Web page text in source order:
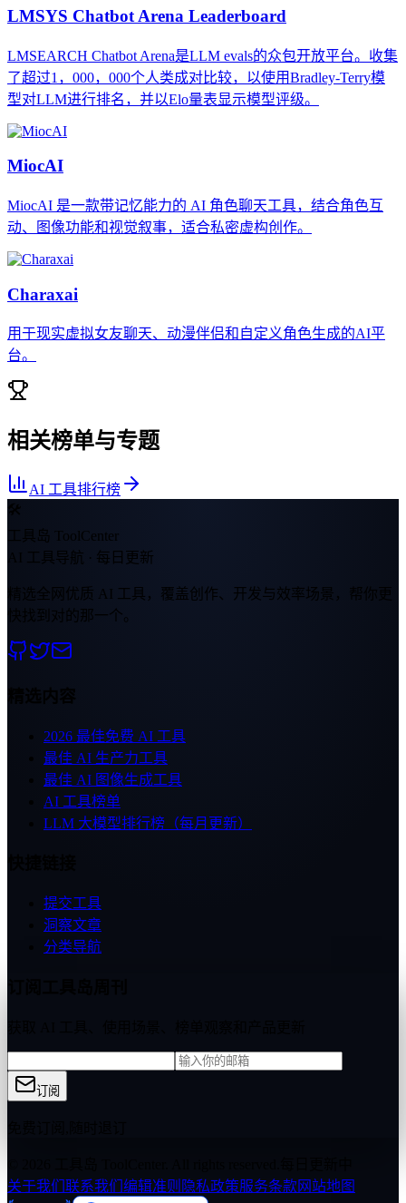
LMSYS Chatbot Arena Leaderboard
LMSEARCH Chatbot Arena是LLM evals的众包开放平台。收集
了超过1，000，000个人类成对比较，以使用Bradley-Terry模
型对LLM进行排名，并以Elo量表显示模型评级。
MiocAI
MiocAI 是一款带记忆能力的 AI 角色聊天工具，结合角色互
动、图像功能和视觉叙事，适合私密虚构创作。
Charaxai
用于现实虚拟女友聊天、动漫伴侣和自定义角色生成的AI平
台。
相关榜单与专题
AI 工具排行榜
🛠
工具岛 ToolCenter
AI 工具导航 · 每日更新
精选全网优质 AI 工具，覆盖创作、开发与效率场景，帮你更
快找到对的那一个。
精选内容
2026 最佳免费 AI 工具
最佳 AI 生产力工具
最佳 AI 图像生成工具
AI 工具榜单
LLM 大模型排行榜（每月更新）
提交工具
洞察文章
分类导航
订阅
关于我们 联系我们 编辑准则 隐私政策服务条款网站地图